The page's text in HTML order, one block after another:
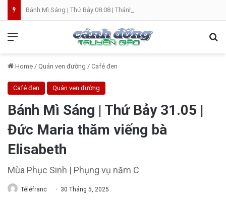
Bánh Mì Sáng | Thứ Bảy 08.08 | Thánh Đaminh, Linh mục
Home / Quán ven đường / Café đen
Café đen Quán ven đường
Bánh Mì Sáng | Thứ Bảy 31.05 |
Đức Maria thăm viếng bà
Elisabeth
Mùa Phục Sinh | Phụng vụ năm C
Téléfranc 30 Tháng 5, 2025